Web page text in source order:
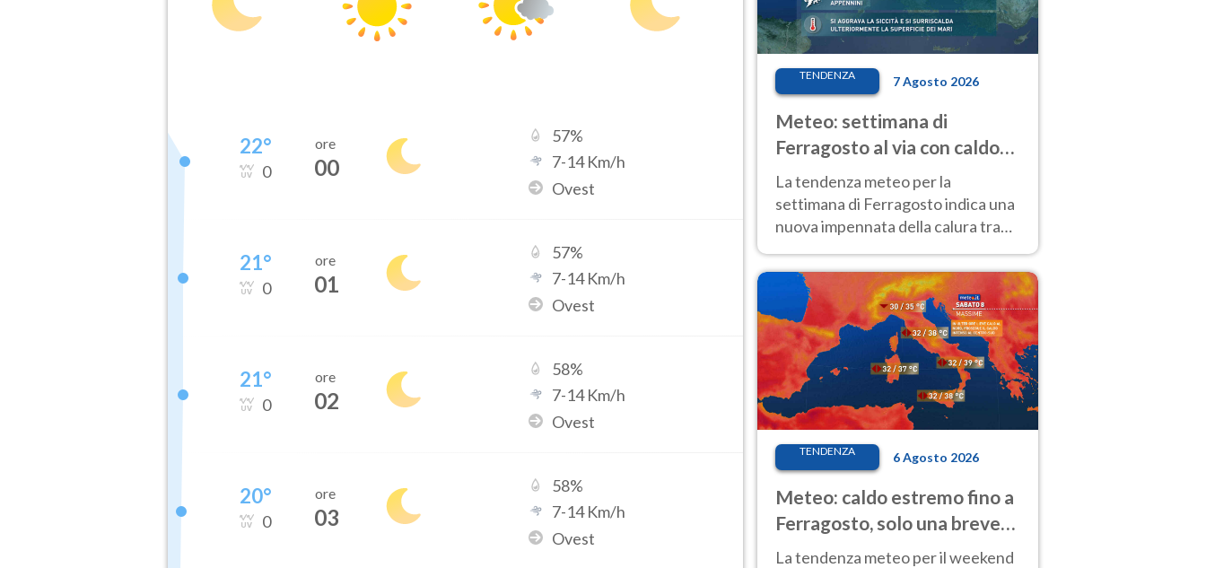
22°
0
ore
00
57%
7-14Km/h
Ovest
21°
0
ore
01
57%
7-14Km/h
Ovest
21°
0
ore
02
58%
7-14Km/h
Ovest
20°
0
ore
03
58%
7-14Km/h
Ovest
TENDENZA 7 Agosto 2026
Meteo: settimana di
Ferragosto al via con caldo
intenso e qualche temporale
La tendenza meteo per la
settimana di Ferragosto indica una
nuova impennata della calura tra
anche al Nord.
TENDENZA 6 Agosto 2026
Meteo: caldo estremo fino a
Ferragosto, solo una breve
pausa. Ecco dove
La tendenza meteo per il weekend